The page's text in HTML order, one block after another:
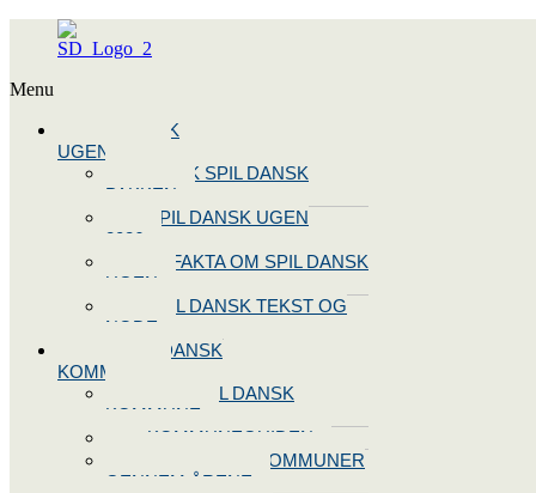
Menu
SPIL DANSK
UGEN 2026
BOOK SPIL DANSK
PAKKEN
SPIL DANSK UGEN
2026
10 FAKTA OM SPIL DANSK
UGEN
SPIL DANSK TEKST OG
NODE
BLIV SPIL DANSK
KOMMUNE
BLIV SPIL DANSK
KOMMUNE
KOMMUNEGUIDEN
SPIL DANSK KOMMUNER
GENNEM ÅRENE